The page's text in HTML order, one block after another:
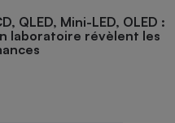
QLED, Mini-LED, OLED :
laboratoire révèlent les